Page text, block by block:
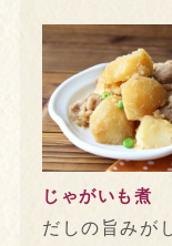
じゃがいも煮
だしの旨みが